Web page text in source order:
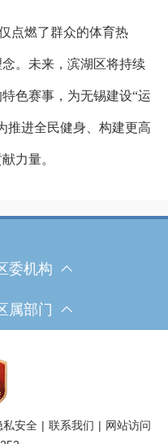
点燃了群众的体育热
。 未来，滨湖区将持续
色赛事，为无锡建设“运
推进全民健身、构建更高
力量。
委机构
属部门
私安全 | 联系我们 | 网站访问